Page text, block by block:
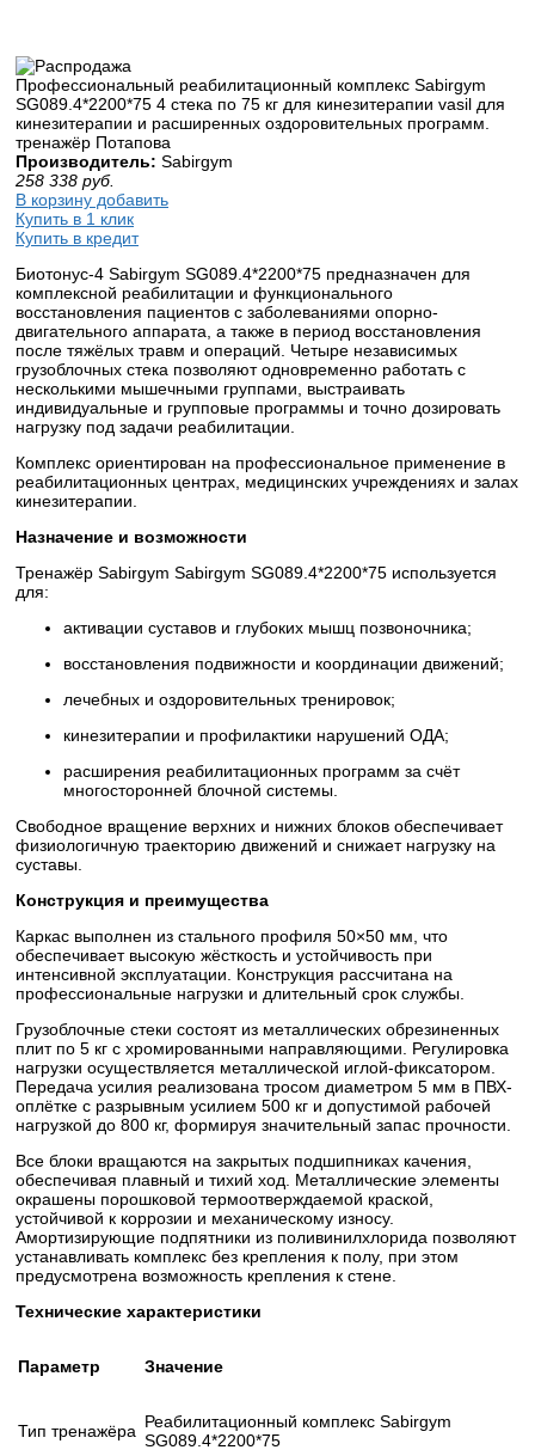
Профессиональный реабилитационный комплекс Sabirgym
SG089.4*2200*75 4 стека по 75 кг для кинезитерапии vasil для
кинезитерапии и расширенных оздоровительных программ.
тренажёр Потапова
Производитель: Sabirgym
258 338 руб.
В корзину добавить
Купить в 1 клик
Купить в кредит
Биотонус-4 Sabirgym SG089.4*2200*75 предназначен для
комплексной реабилитации и функционального
восстановления пациентов с заболеваниями опорно-
двигательного аппарата, а также в период восстановления
после тяжёлых травм и операций. Четыре независимых
грузоблочных стека позволяют одновременно работать с
несколькими мышечными группами, выстраивать
индивидуальные и групповые программы и точно дозировать
нагрузку под задачи реабилитации.
Комплекс ориентирован на профессиональное применение в
реабилитационных центрах, медицинских учреждениях и залах
кинезитерапии.
Назначение и возможности
Тренажёр Sabirgym Sabirgym SG089.4*2200*75 используется
для:
активации суставов и глубоких мышц позвоночника;
восстановления подвижности и координации движений;
лечебных и оздоровительных тренировок;
кинезитерапии и профилактики нарушений ОДА;
расширения реабилитационных программ за счёт
многосторонней блочной системы.
Свободное вращение верхних и нижних блоков обеспечивает
физиологичную траекторию движений и снижает нагрузку на
суставы.
Конструкция и преимущества
Каркас выполнен из стального профиля 50×50 мм, что
обеспечивает высокую жёсткость и устойчивость при
интенсивной эксплуатации. Конструкция рассчитана на
профессиональные нагрузки и длительный срок службы.
Грузоблочные стеки состоят из металлических обрезиненных
плит по 5 кг с хромированными направляющими. Регулировка
нагрузки осуществляется металлической иглой-фиксатором.
Передача усилия реализована тросом диаметром 5 мм в ПВХ-
оплётке с разрывным усилием 500 кг и допустимой рабочей
нагрузкой до 800 кг, формируя значительный запас прочности.
Все блоки вращаются на закрытых подшипниках качения,
обеспечивая плавный и тихий ход. Металлические элементы
окрашены порошковой термоотверждаемой краской,
устойчивой к коррозии и механическому износу.
Амортизирующие подпятники из поливинилхлорида позволяют
устанавливать комплекс без крепления к полу, при этом
предусмотрена возможность крепления к стене.
Технические характеристики
Параметр Значение
Тип тренажёра Реабилитационный комплекс Sabirgym
SG089.4*2200*75